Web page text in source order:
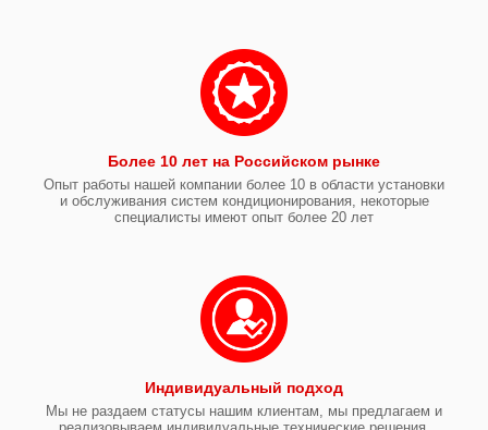
Более 10 лет на Российском рынке
Опыт работы нашей компании более 10 в области установки
и обслуживания систем кондиционирования, некоторые
специалисты имеют опыт более 20 лет
Индивидуальный подход
Мы не раздаем статусы нашим клиентам, мы предлагаем и